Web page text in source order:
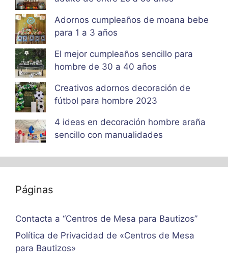
Adornos cumpleaños de moana bebe
para 1 a 3 años
El mejor cumpleaños sencillo para
hombre de 30 a 40 años
Creativos adornos decoración de
fútbol para hombre 2023
4 ideas en decoración hombre araña
sencillo con manualidades
Páginas
Contacta a “Centros de Mesa para Bautizos”
Política de Privacidad de «Centros de Mesa
para Bautizos»